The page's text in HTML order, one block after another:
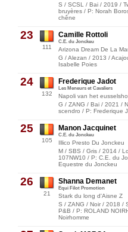
S / SCSL / Bai / 2019 /
bruyères / P: Norah
chêne
23
111
Camille Rottoli
C.E. du Jonckeu
Arizona Dream De La
G / Alezan / 2013 /
Isabelle Poies
24
132
Frederique Jadot
Les Meneurs et Cavaliers
Napoli van het
G / ZANG / Bai / 2021 /
scendro / P: Frederique
25
105
Manon Jacquinet
C.E. du Jonckeu
Illico Presto Du Jonckeu
M / SBS / Gris / 2014 /
107NW10 / P: C.E. du
Equestre du Jonckeu
26
21
Shanna Demanet
Equi Filot Promotion
Stark du long d'Aisne Z
S / ZANG / Noir / 2018 /
P&B / P: ROLAND
Noirhomme